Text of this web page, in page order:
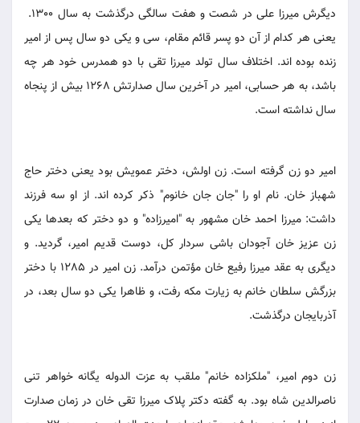
دیگرش میرزا علی در شصت و هفت سالگی درگذشت به سال 1300.
یعنی هر کدام از آن دو پسر قائم مقام، سی و یکی دو سال پس از امیر
زنده بوده اند. اختلاف سال تولد میرزا تقی با دو همدرس خود هر چه
باشد، به هر حسابی، امیر در آخرین سال صدارتش 1268 بیش از پنجاه
سال نداشته است.
امیر دو زن گرفته است. زن اولش، دختر عمویش بود یعنی دختر حاج
شهباز خان. نام او را "جان جان خانوم" ذکر کرده اند. از او سه فرزند
داشت: میرزا احمد خان مشهور به "امیرزاده" و دو دختر که بعدها یکی
زن عزیز خان آجودان باشی سردار کل، دوست قدیم امیر، گردید. و
دیگری به عقد میرزا رفیع خان مؤتمن درآمد. زن امیر در 1285 با دختر
بزرگش سلطان خانم به زیارت مکه رفت، و ظاهرا یکی دو سال بعد، در
آذربایجان درگذشت.
زن دوم امیر، "ملکزاده خانم" ملقب به عزت الدوله یگانه خواهر تنی
ناصرالدین شاه بود. به گفته دکتر پلاک میرزا تقی خان در زمان صدارت